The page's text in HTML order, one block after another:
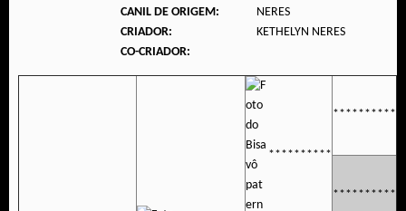
CANIL DE ORIGEM:
NERES
CRIADOR:
KETHELYN NERES
CO-CRIADOR:
**********
**********
**********